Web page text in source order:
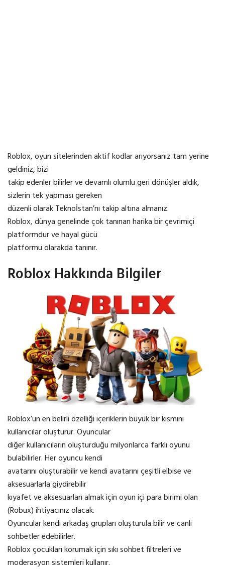
Roblox, oyun sitelerinden aktif kodlar arıyorsanız tam yerine
geldiniz, bizi
takip edenler bilirler ve devamlı olumlu geri dönüşler aldık,
sizlerin tek yapması gereken
düzenli olarak Teknoİstan’nı takip altına almanız.
Roblox, dünya genelinde çok tanınan harika bir çevrimiçi
platformdur ve hayal gücü
platformu olarakda tanınır.
Roblox Hakkında Bilgiler
Roblox’un en belirli özelliği içeriklerin büyük bir kısmını
kullanıcılar oluşturur. Oyuncular
diğer kullanıcıların oluşturduğu milyonlarca farklı oyunu
bulabilirler. Her oyuncu kendi
avatarını oluşturabilir ve kendi avatarını çeşitli elbise ve
aksesuarlarla giydirebilir
kıyafet ve aksesuarları almak için oyun içi para birimi olan
(Robux) ihtiyacınız olacak.
Oyuncular kendi arkadaş grupları oluşturula bilir ve canlı
sohbetler edebilirler.
Roblox çocukları korumak için sıkı sohbet filtreleri ve
moderasyon sistemleri kullanır.